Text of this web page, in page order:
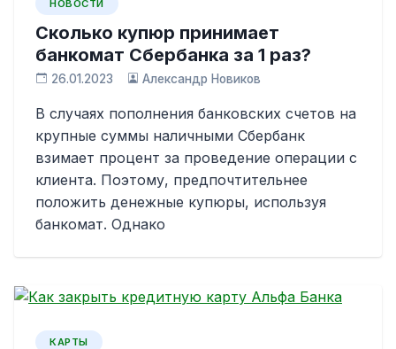
НОВОСТИ
Сколько купюр принимает
банкомат Сбербанка за 1 раз?
26.01.2023 Александр Новиков
В случаях пополнения банковских счетов на
крупные суммы наличными Сбербанк
взимает процент за проведение операции с
клиента. Поэтому, предпочтительнее
положить денежные купюры, используя
банкомат. Однако
КАРТЫ